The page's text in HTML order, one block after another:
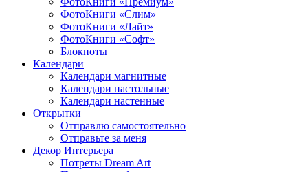
ФотоКниги «Слим»
ФотоКниги «Лайт»
ФотоКниги «Софт»
Блокноты
Календари
Календари магнитные
Календари настольные
Календари настенные
Открытки
Отправлю самостоятельно
Отправьте за меня
Декор Интерьера
Потреты Dream Art